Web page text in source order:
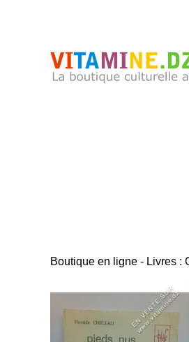
Boutique en ligne - Livres :